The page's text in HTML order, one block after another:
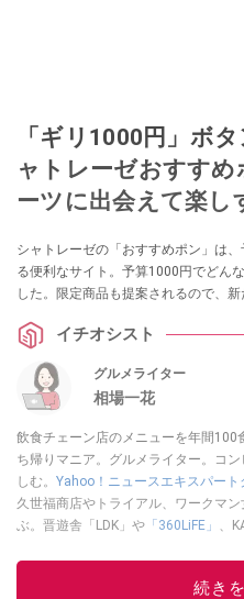
「ギリ1000円」ボ
ャトレーゼおすす
ーツに出会えて楽し
シャトレーゼの「おすすめポン」は
る便利なサイト。予算1000円でどん
した。限定商品も提案されるので、
イチオシスト
グルメライター
相場一花
飲食チェーン店のメニューを年間
ち帰りマニア。グルメライター。コ
しむ。 Yahoo！ニュースエキスパート
久世福商店やトライアル、ワークマ
ぶ。晋遊舎「LDK」や 「360LiFE」 、
ルメライター、食の専門家として出演
続き